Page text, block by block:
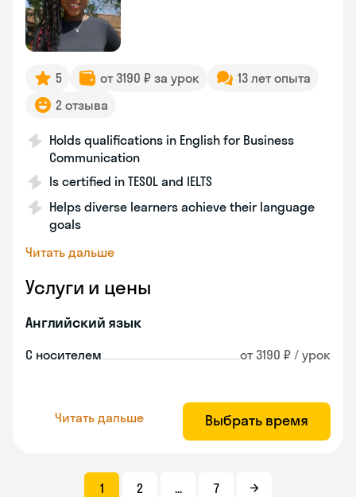
5 от 3190 ₽ за урок
13 лет опыта
2 отзыва
Holds qualifications in English for Business
Communication
Is certified in TESOL and IELTS
Helps diverse learners achieve their language
goals
Читать дальше
Услуги и цены
Английский язык
С носителем от 3190 ₽ / урок
Читать дальше Выбрать время
1 2 ... 7